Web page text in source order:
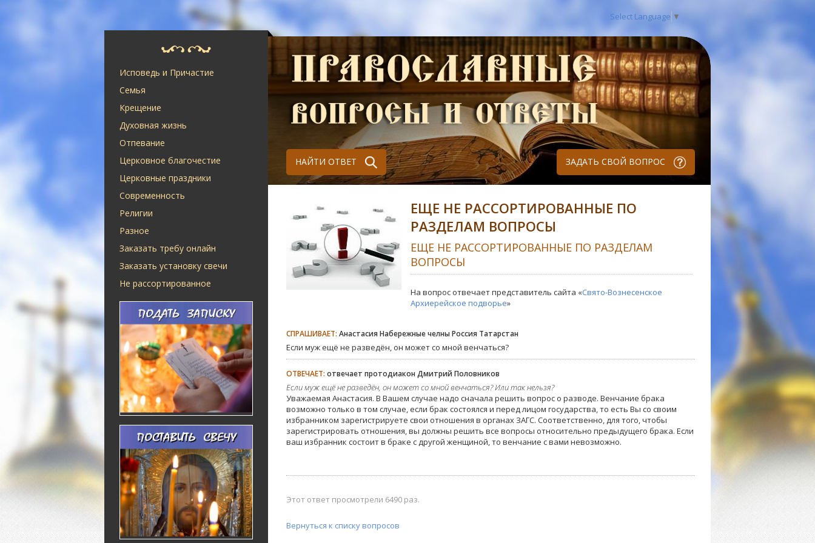
Select Language ▼
Исповедь и Причастие
Семья
Крещение
Духовная жизнь
Отпевание
Церковное благочестие
Церковные праздники
Современность
Религии
Разное
Заказать требу онлайн
Заказать установку свечи
Не рассортированное
НАЙТИ ОТВЕТ ЗАДАТЬ СВОЙ ВОПРОС
ЕЩЕ НЕ РАССОРТИРОВАННЫЕ ПО
РАЗДЕЛАМ ВОПРОСЫ
ЕЩЕ НЕ РАССОРТИРОВАННЫЕ ПО РАЗДЕЛАМ
ВОПРОСЫ
На вопрос отвечает представитель сайта «Свято-Вознесенское
Архиерейское подворье»
СПРАШИВАЕТ: Анастасия Набережные челны Россия Татарстан
Если муж ещё не разведён, он может со мной венчаться?
ОТВЕЧАЕТ: отвечает протодиакон Дмитрий Половников
Если муж ещё не разведён, он может со мной венчаться? Или так нельзя?
Уважаемая Анастасия. В Вашем случае надо сначала решить вопрос о разводе. Венчание брака
возможно только в том случае, если брак состоялся и перед лицом государства, то есть Вы со своим
избранником зарегистрируете свои отношения в органах ЗАГС. Соответственно, для того, чтобы
зарегистрировать отношения, вы должны решить все вопросы относительно предыдущего брака. Если
ваш избранник состоит в браке с другой женщиной, то венчание с вами невозможно.
Этот ответ просмотрели 6490 раз.
Вернуться к списку вопросов